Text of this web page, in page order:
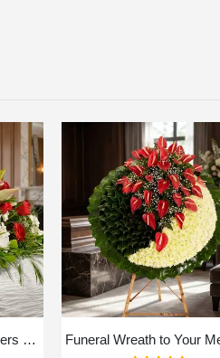
Funeral Arrangement Covers Paradise Box Funeral Wreath to Your